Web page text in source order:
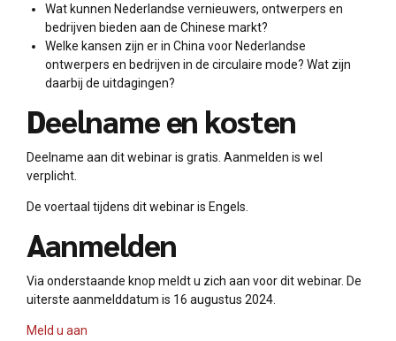
Wat kunnen Nederlandse vernieuwers, ontwerpers en
bedrijven bieden aan de Chinese markt?
Welke kansen zijn er in China voor Nederlandse
ontwerpers en bedrijven in de circulaire mode? Wat zijn
daarbij de uitdagingen?
Deelname en kosten
Deelname aan dit webinar is gratis. Aanmelden is wel
verplicht.
De voertaal tijdens dit webinar is Engels.
Aanmelden
Via onderstaande knop meldt u zich aan voor dit webinar. De
uiterste aanmelddatum is 16 augustus 2024.
Meld u aan